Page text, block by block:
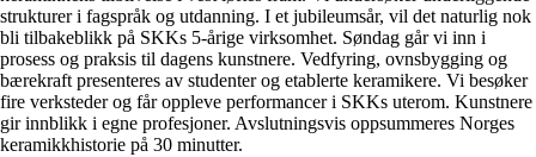
strukturer i fagspråk og utdanning. I et jubileumsår, vil det naturlig nok
bli tilbakeblikk på SKKs 5-årige virksomhet. Søndag går vi inn i
prosess og praksis til dagens kunstnere. Vedfyring, ovnsbygging og
bærekraft presenteres av studenter og etablerte keramikere. Vi besøker
fire verksteder og får oppleve performancer i SKKs uterom. Kunstnere
gir innblikk i egne profesjoner. Avslutningsvis oppsummeres Norges
keramikkhistorie på 30 minutter.